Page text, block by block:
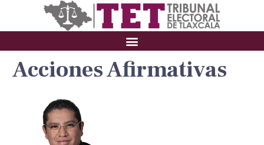
Acciones Afirmativas